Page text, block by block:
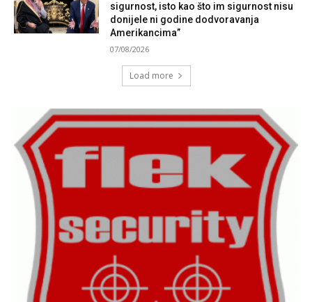
sigurnost, isto kao što im sigurnost nisu
donijele ni godine dodvoravanja
Amerikancima”
07/08/2026
Load more